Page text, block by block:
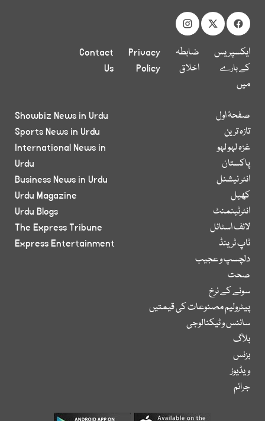
ایکسپریس
کے بارے
میں
ضابطہ
اخلاق
Privacy
Policy
Contact
Us
صفحۂ اول
تازہ ترین
غزہ لہو لہو
پاکستان
انٹر نیشنل
کھیل
انٹرٹینمنٹ
لائف اسٹائل
ٹاپ ٹرینڈ
دلچسپ و عجیب
صحت
سونے کے نرخ
پیٹرولیم مصنوعات کی قیمتیں
سائنس و ٹیکنالوجی
بلاگ
بزنس
ویڈیوز
جرائم
Showbiz News in Urdu
Sports News in Urdu
International News in
Urdu
Business News in Urdu
Urdu Magazine
Urdu Blogs
The Express Tribune
Express Entertainment